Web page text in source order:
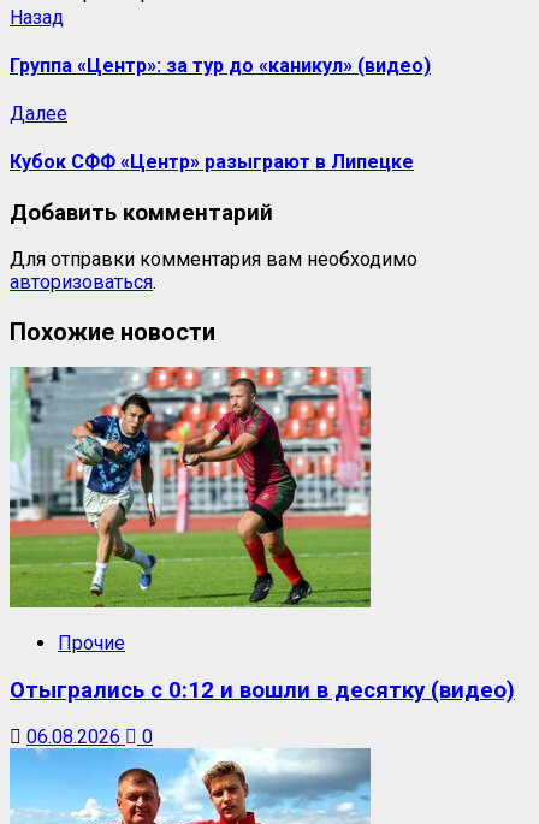
Назад
Группа «Центр»: за тур до «каникул» (видео)
Далее
Кубок СФФ «Центр» разыграют в Липецке
Добавить комментарий
Для отправки комментария вам необходимо
авторизоваться.
Похожие новости
Прочие
Отыгрались с 0:12 и вошли в десятку (видео)
06.08.2026 0